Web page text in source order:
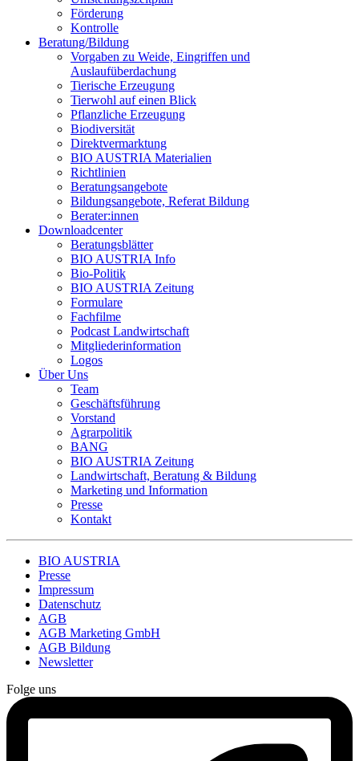
Förderung
Kontrolle
Beratung/Bildung
Vorgaben zu Weide, Eingriffen und
Auslaufüberdachung
Tierische Erzeugung
Tierwohl auf einen Blick
Pflanzliche Erzeugung
Biodiversität
Direktvermarktung
BIO AUSTRIA Materialien
Richtlinien
Beratungsangebote
Bildungsangebote, Referat Bildung
Berater:innen
Downloadcenter
Beratungsblätter
BIO AUSTRIA Info
Bio-Politik
BIO AUSTRIA Zeitung
Formulare
Fachfilme
Podcast Landwirtschaft
Mitgliederinformation
Logos
Über Uns
Team
Geschäftsführung
Vorstand
Agrarpolitik
BANG
BIO AUSTRIA Zeitung
Landwirtschaft, Beratung & Bildung
Marketing und Information
Presse
Kontakt
BIO AUSTRIA
Presse
Impressum
Datenschutz
AGB
AGB Marketing GmbH
AGB Bildung
Newsletter
Folge uns